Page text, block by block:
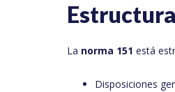
La norma 151 está
Disposiciones